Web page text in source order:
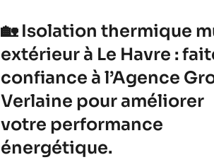
🏡 Isolation thermique
extérieur à Le Havre :
confiance à l’Agence
Verlaine pour améliorer
votre performance
énergétique.